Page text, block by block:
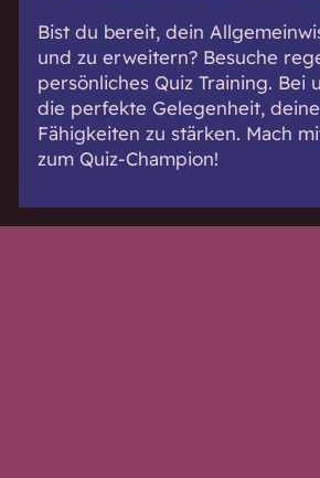
Bist du bereit, dein
und zu erweitern? Besuche
persönliches Quiz Training. Bei
die perfekte Gelegenheit,
Fähigkeiten zu stärken. Mach
zum Quiz-Champion!